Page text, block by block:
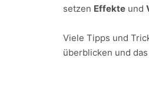
setzen Effekte und
Viele Tipps und
überblicken und